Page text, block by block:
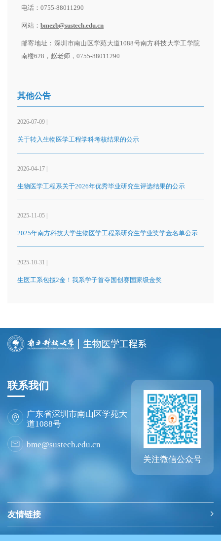
电话：0755-88011290
网站： bmezb@sustech.edu.cn
邮寄地址：深圳市南山区学苑大道1088号南方科技大学工学院
南楼628，赵老师，0755-88011290
其他公告
2026-07-09 |
关于转入生物医学工程学科考核结果的公示
2026-04-17 |
生物医学工程系关于2026年优秀毕业研究生评选结果的公示
2025-11-05 |
2025年南方科技大学生物医学工程系研究生学业奖学金名单公示
2025-10-31 |
生医工系包揽2金！我系学子首夺国创赛国家级金奖
联系我们
广东省深圳市南山区学苑大
道1088号
bme@sustech.edu.cn
关注微信公众号
友情链接